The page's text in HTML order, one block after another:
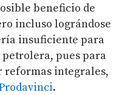
beneficio de
incluso lográndose
insuficiente para
pues para
reformas integrales,
.